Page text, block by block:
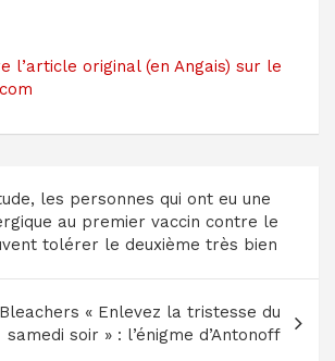
l’article original (en Angais) sur le
les personnes qui ont eu une
au premier vaccin contre le
tolérer le deuxième très bien
« Enlevez la tristesse du
samedi soir » : l’énigme d’Antonoff